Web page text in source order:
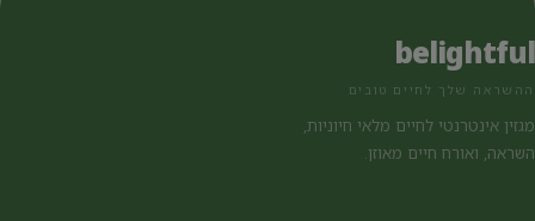
belightful
ההשראה שלך לחיים טובים
מגזין אינטרנטי לחיים מלאי חיוניות,
השראה, ואורח חיים מאוזן.